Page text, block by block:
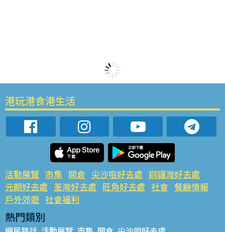
港玩港食港生活
活動展覽 市集 開倉 尖沙咀好去處 銅鑼灣好去處
元朗好去處 荃灣好去處 旺角好去處 社會 餐廳情報
戶外郊遊 社會福利
熱門類別